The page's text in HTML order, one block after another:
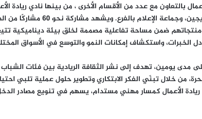
بالتعاون مع عدد من الأقسام الأخرى ، من بينها نادي ريادة
الابتكار ونقل التكنولوجيا، ورابطة الخريجين، وجماعة الإعلام بالفرع.
ضمن مساحة تفاعلية مصممة لخلق بيئة ديناميكية
الخبرات، واستكشاف إمكانات النمو والتوسع في الأسواق
يومين، تهدف إلى نشر الثقافة الريادية بين فئات الشباب
من خلال تبنّي الفكر الابتكاري وتطوير حلول عملية تلبي
الأعمال كمسار مهني مستدام، يسهم في تنويع مصادر